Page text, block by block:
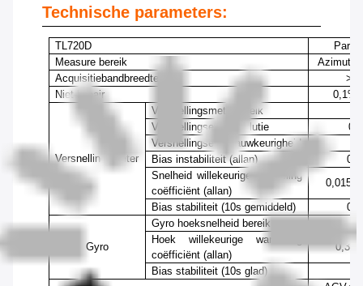
Technische parameters:
TL720D
Measure bereik
Acquisitiebandbreedte
Niet-lineair
0,1%
Versnellingsmeter
Versnellingsmeterbereik
Versnellingse olutie
Versnellingse ter nauwkeurigheid
Bias instabiliteit (allan)
Snelheid willekeurige wandeling
coëfficiënt (allan)
0,015
Bias stabiliteit (10s gemiddeld)
Gyro
Gyro hoeksnelheid bereik ±
Hoek willekeurige wandeling
coëfficiënt (allan)
0,30
Bias stabiliteit (10s glad)